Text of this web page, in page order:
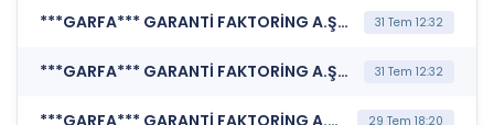
***GARFA*** GARANTİ FAKTORİNG A.Ş. (İhraç Tavanına İlişkin Bildirim) 31 Tem 12:32
***GARFA*** GARANTİ FAKTORİNG A.Ş. (İhraç Belgesi) 31 Tem 12:32
***GARFA*** GARANTİ FAKTORİNG A.Ş. (TSRS Uyumlu Sürdürülebilirlik Raporu) 29 Tem 18:20